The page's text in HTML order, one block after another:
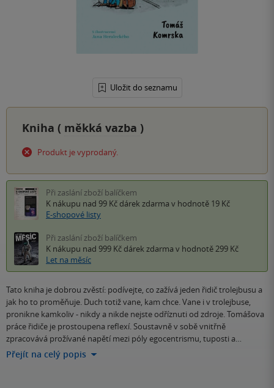
Uložit do seznamu
Kniha ( měkká vazba )
Produkt je vyprodaný.
Při zaslání zboží balíčkem
K nákupu nad 99 Kč dárek zdarma v hodnotě 19 Kč
E-shopové listy
Při zaslání zboží balíčkem
K nákupu nad 999 Kč dárek zdarma v hodnotě 299 Kč
Let na měsíc
Tato kniha je dobrou zvěstí: podívejte, co zažívá jeden řidič trolejbusu a
jak ho to proměňuje. Duch totiž vane, kam chce. Vane i v trolejbuse,
pronikne kamkoliv - nikdy a nikde nejste odříznuti od zdroje. Tomášova
práce řidiče je prostoupena reflexí. Soustavně v sobě vnitřně
zpracovává prožívané napětí mezi póly egocentrismu, tuposti a…
Přejít na celý popis